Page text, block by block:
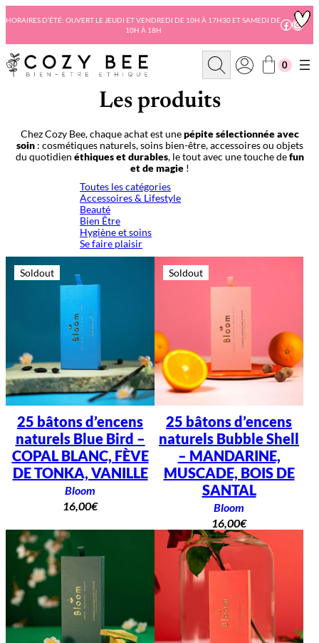
au
HORAIRES D’ÉTÉ: OUVERT LE JEUDI ET VENDREDI DE 10H À 17H30 ET SAMEDI DE
10H À 18H
R
c
h
e
h
e
0
Les produits
Chez Cozy Bee, chaque achat est unepépite sélectionnée avec
soin: cosmétiques naturels, soins bien-être, accessoires ou objets
du quotidien éthiques et durables, le tout avec une touche defun
et de magie!
Toutes les catégories
Accessoires & Lifestyle
Beauté
Bien Être
Hygiène et soins
Se faire plaisir
Soldout
25 bâtons d’encens
naturels Blue Bird –
COPAL BLANC, FÈVE
DE TONKA, VANILLE
Bloom
16,00€
Soldout
25 bâtons d’encens
naturels Bubble Shell
– MANDARINE,
MUSCADE, BOIS DE
SANTAL
Bloom
16,00€